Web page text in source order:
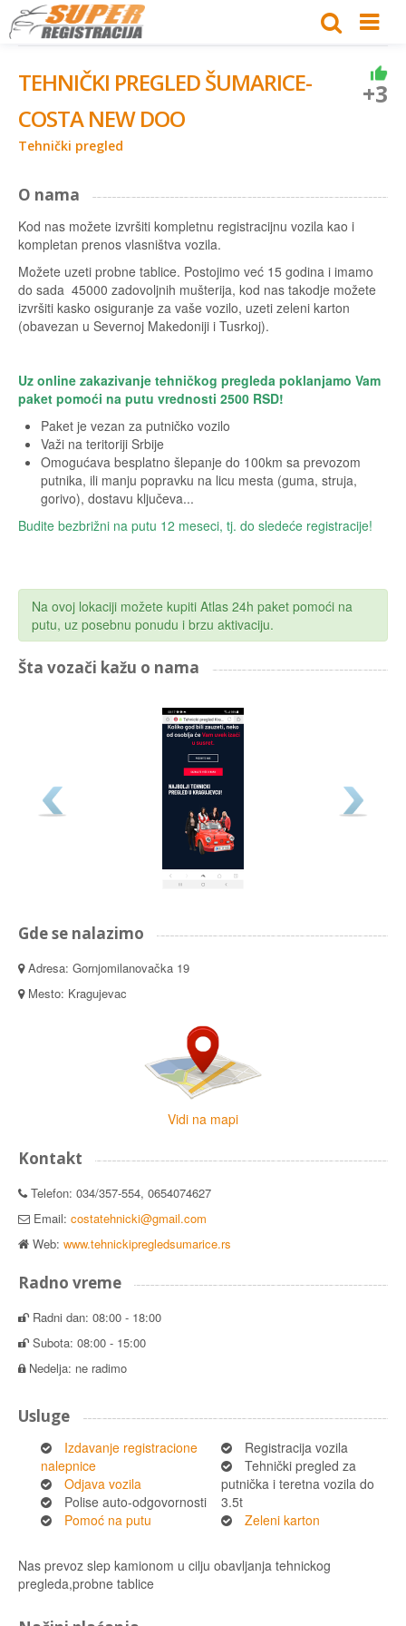
TEHNIČKI PREGLED ŠUMARICE-
COSTA NEW DOO
Tehnički pregled
+3
O nama
Kod nas možete izvršiti kompletnu registracijnu vozila kao i
kompletan prenos vlasništva vozila.
Možete uzeti probne tablice. Postojimo već 15 godina i imamo
do sada 45000 zadovoljnih mušterija, kod nas takodje možete
izvršiti kasko osiguranje za vaše vozilo, uzeti zeleni karton
(obavezan u Severnoj Makedoniji i Tusrkoj).
Uz online zakazivanje tehničkog pregleda poklanjamo Vam
paket pomoći na putu vrednosti 2500 RSD!
Paket je vezan za putničko vozilo
Važi na teritoriji Srbije
Omogućava besplatno šlepanje do 100km sa prevozom
putnika, ili manju popravku na licu mesta (guma, struja,
gorivo), dostavu ključeva...
Budite bezbrižni na putu 12 meseci, tj. do sledeće registracije!
Na ovoj lokaciji možete kupiti Atlas 24h paket pomoći na
putu, uz posebnu ponudu i brzu aktivaciju.
Šta vozači kažu o nama
Gde se nalazimo
Adresa: Gornjomilanovačka 19
Mesto: Kragujevac
Vidi na mapi
Kontakt
Telefon: 034/357-554, 0654074627
Email: costatehnicki@gmail.com
Web: www.tehnickipregledsumarice.rs
Radno vreme
Radni dan: 08:00 - 18:00
Subota: 08:00 - 15:00
Nedelja: ne radimo
Usluge
Izdavanje registracione
nalepnice
Odjava vozila
Polise auto-odgovornosti
Pomoć na putu
Registracija vozila
Tehnički pregled za
putnička i teretna vozila do
3.5t
Zeleni karton
Nas prevoz slep kamionom u cilju obavljanja tehnickog
pregleda,probne tablice